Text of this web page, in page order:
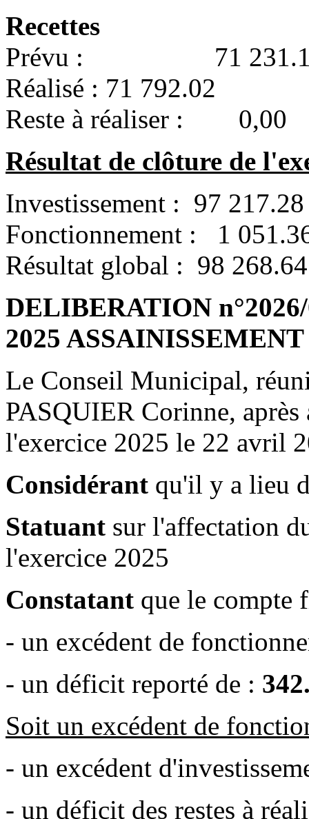
Recettes
Prévu : 71
Réalisé : 71 792.02
Reste à réaliser : 0,00
Résultat de clôture de
Investissement : 97 217.28
Fonctionnement : 1
Résultat global : 98 268.64
DELIBERATION
2025 ASSAINISSEMENT
Le Conseil Municipal,
PASQUIER Corinne,
l'exercice 2025 le 22 avril
Considérant qu'il y a lieu
Statuant sur l'affectation
l'exercice 2025
Constatant que le compte
- un excédent de
- un déficit reporté de :
Soit un excédent de
- un excédent
- un déficit des restes à